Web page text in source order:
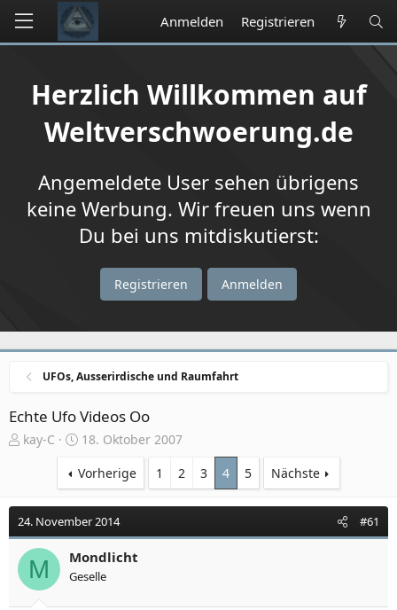
Anmelden Registrieren
Herzlich Willkommen auf
Weltverschwoerung.de
Angemeldete User sehen übrigens
keine Werbung. Wir freuen uns wenn
Du bei uns mitdiskutierst:
Registrieren Anmelden
UFOs, Ausserirdische und Raumfahrt
Echte Ufo Videos Oo
E
e
l
l
e
kay-C
E
s
t
e
l
l
t
a
18. Oktober 2007
Vorherige
1 2 3 4 5 Nächste
24. November 2014 #61
M Mondlicht
Geselle